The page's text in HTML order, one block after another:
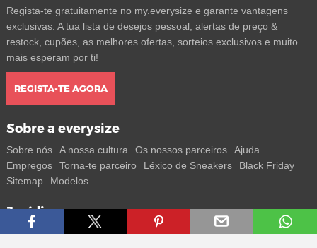
Regista-te gratuitamente no my.everysize e garante vantagens
exclusivas. A tua lista de desejos pessoal, alertas de preço &
restock, cupões, as melhores ofertas, sorteios exclusivos e muito
mais esperam por ti!
REGISTA-TE AGORA
Sobre a everysize
Sobre nós A nossa cultura Os nossos parceiros
Ajuda
Empregos
Torna-te parceiro Léxico de Sneakers
Black Friday
Sitemap
Modelos
Jurídico
Termos Privacidade Impressum Contacto